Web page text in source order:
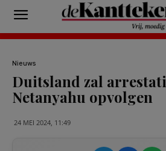
Nieuws
Duitsland zal
Netanyahu opvolgen
24 MEI 2024, 11:49